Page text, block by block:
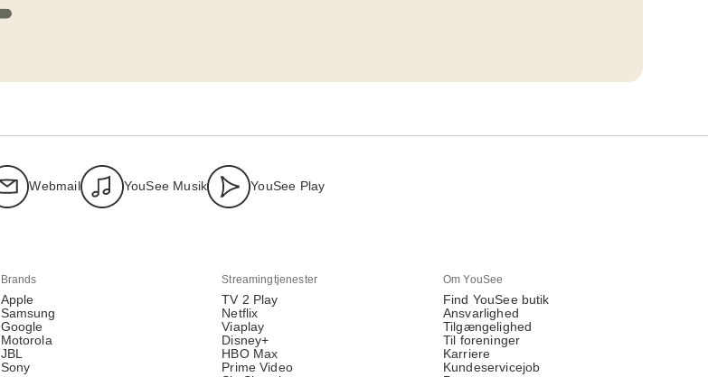
Webmail YouSee Musik YouSee Play
Brands
Apple
Samsung
Google
Motorola
JBL
Sony
Streamingtjenester
TV 2 Play
Netflix
Viaplay
Disney+
HBO Max
Prime Video
Om YouSee
Find YouSee butik
Ansvarlighed
Tilgængelighed
Til foreninger
Karriere
Kundeservicejob